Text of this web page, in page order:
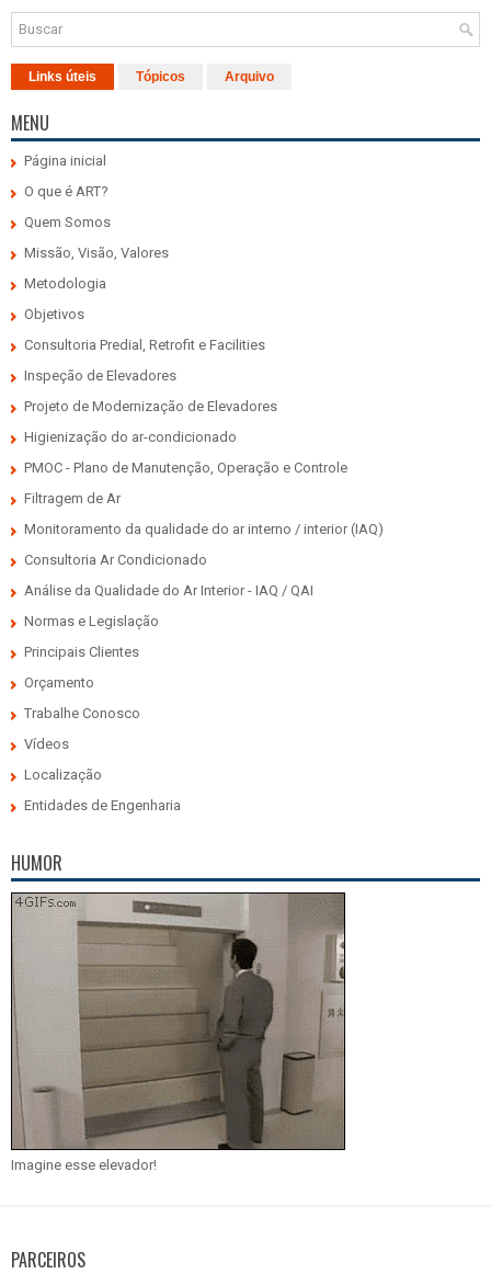
Links úteis Tópicos Arquivo
MENU
Página inicial
O que é ART?
Quem Somos
Missão, Visão, Valores
Metodologia
Objetivos
Consultoria Predial, Retrofit e Facilities
Inspeção de Elevadores
Projeto de Modernização de Elevadores
Higienização do ar-condicionado
PMOC - Plano de Manutenção, Operação e Controle
Filtragem de Ar
Monitoramento da qualidade do ar interno / interior (IAQ)
Consultoria Ar Condicionado
Análise da Qualidade do Ar Interior - IAQ / QAI
Normas e Legislação
Principais Clientes
Orçamento
Trabalhe Conosco
Vídeos
Localização
Entidades de Engenharia
HUMOR
Imagine esse elevador!
PARCEIROS